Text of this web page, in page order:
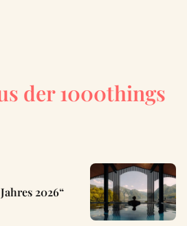
der 1000things
2026“